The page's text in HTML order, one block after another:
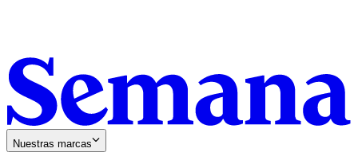
Nuestras marcas